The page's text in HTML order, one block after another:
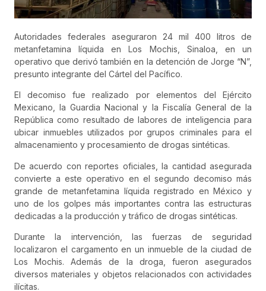
Autoridades federales aseguraron 24 mil 400 litros de
metanfetamina líquida en Los Mochis, Sinaloa, en un
operativo que derivó también en la detención de Jorge “N”,
presunto integrante del Cártel del Pacífico.
El decomiso fue realizado por elementos del Ejército
Mexicano, la Guardia Nacional y la Fiscalía General de la
República como resultado de labores de inteligencia para
ubicar inmuebles utilizados por grupos criminales para el
almacenamiento y procesamiento de drogas sintéticas.
De acuerdo con reportes oficiales, la cantidad asegurada
convierte a este operativo en el segundo decomiso más
grande de metanfetamina líquida registrado en México y
uno de los golpes más importantes contra las estructuras
dedicadas a la producción y tráfico de drogas sintéticas.
Durante la intervención, las fuerzas de seguridad
localizaron el cargamento en un inmueble de la ciudad de
Los Mochis. Además de la droga, fueron asegurados
diversos materiales y objetos relacionados con actividades
ilícitas.